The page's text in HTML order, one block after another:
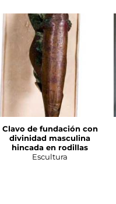
Clavo de fundación con
divinidad masculina
hincada en rodillas
Escultura